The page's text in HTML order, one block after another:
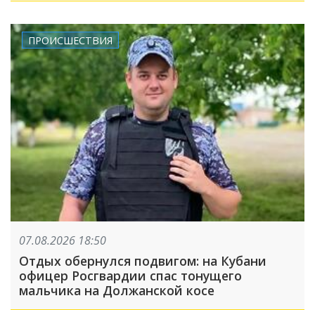
ПРОИСШЕСТВИЯ
07.08.2026 18:50
Отдых обернулся подвигом: на Кубани
офицер Росгвардии спас тонущего
мальчика на Должанской косе